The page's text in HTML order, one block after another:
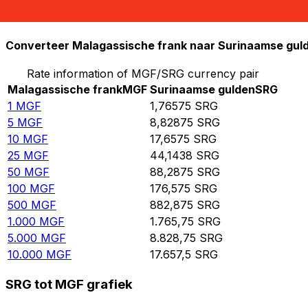
Converteer Malagassische frank naar Surinaamse
Rate information of MGF/SRG currency pair
Malagassische frankMGF Surinaamse guldenSRG
1 MGF 1,76575 SRG
5 MGF 8,82875 SRG
10 MGF 17,6575 SRG
25 MGF 44,1438 SRG
50 MGF 88,2875 SRG
100 MGF 176,575 SRG
500 MGF 882,875 SRG
1.000 MGF 1.765,75 SRG
5.000 MGF 8.828,75 SRG
10.000 MGF 17.657,5 SRG
SRG tot MGF grafiek